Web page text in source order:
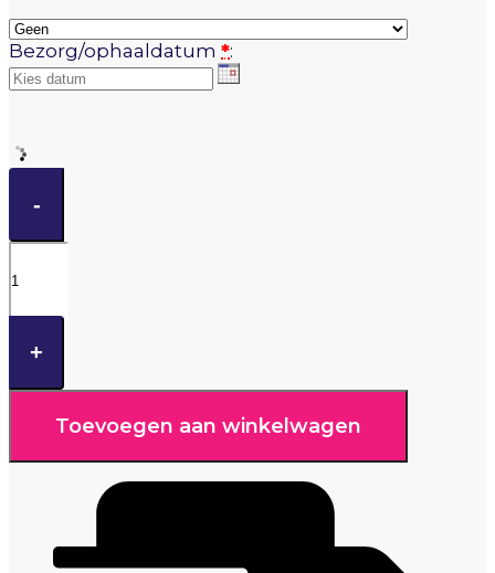
Bezorg/ophaaldatum *:
Vegan
Frozen
aantal
-
+
Toevoegen aan winkelwagen